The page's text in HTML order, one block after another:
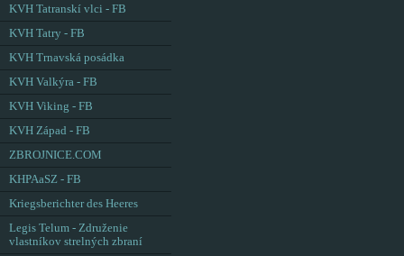
KVH Tatranskí vlci - FB
KVH Tatry - FB
KVH Trnavská posádka
KVH Valkýra - FB
KVH Viking - FB
KVH Západ - FB
ZBROJNICE.COM
KHPAaSZ - FB
Kriegsberichter des Heeres
Legis Telum - Združenie
vlastníkov strelných zbraní